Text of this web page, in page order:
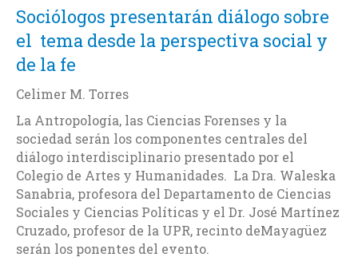
Sociólogos presentarán diálogo sobre
el tema desde la perspectiva social y
de la fe
Celimer M. Torres
La Antropología, las Ciencias Forenses y la
sociedad serán los componentes centrales del
diálogo interdisciplinario presentado por el
Colegio de Artes y Humanidades. La Dra. Waleska
Sanabria, profesora del Departamento de Ciencias
Sociales y Ciencias Políticas y el Dr. José Martínez
Cruzado, profesor de la UPR, recinto deMayagüez
serán los ponentes del evento.